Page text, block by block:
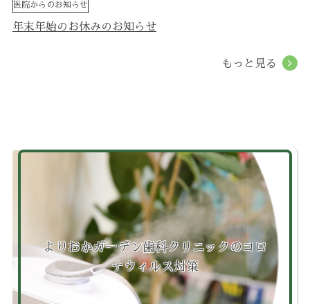
診療科目
MENU
虫歯の治療
根管治療
医院からのお知らせ
年末年始のお休みのお知らせ
もっと見る
よりおかガーデン歯科クリニックのコロ
ナウィルス対策